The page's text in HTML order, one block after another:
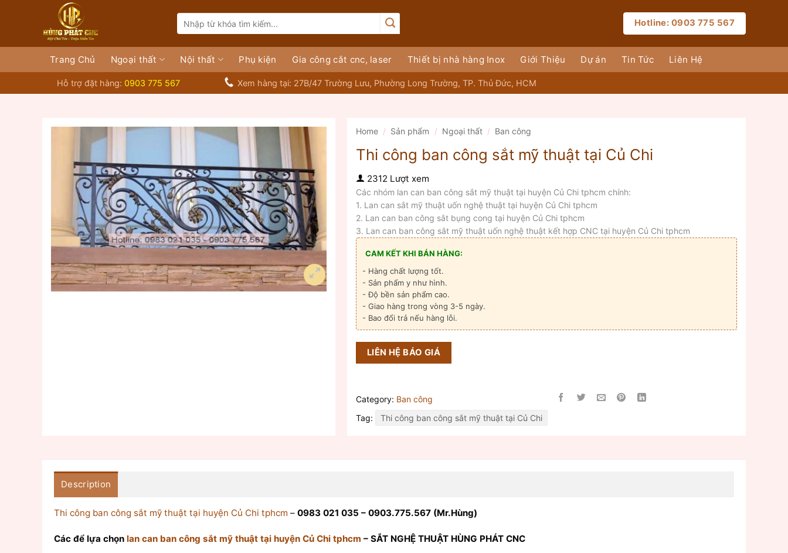
dung
for:
Hotline: 0903 775 567
Trang Chủ Ngoại thất Nội thất Phụ kiện Gia công cắt cnc, laser Thiết bị nhà hàng Inox Giới Thiệu Dự án Tin Tức Liên Hệ
Hỗ trợ đặt hàng: 0903 775 567 Xem hàng tại: 27B/47 Trường Lưu, Phường Long Trường, TP. Thủ Đức, HCM
Home / Sản phẩm / Ngoại thất / Ban công
Thi công ban công sắt mỹ thuật tại Củ Chi
2312 Lượt xem
Các nhóm lan can ban công sắt mỹ thuật tại huyện Củ Chi tphcm chính:
1. Lan can sắt mỹ thuật uốn nghệ thuật tại huyện Củ Chi tphcm
2. Lan can ban công sắt bụng cong tại huyện Củ Chi tphcm
3. Lan can ban công sắt mỹ thuật uốn nghệ thuật kết hợp CNC tại huyện Củ Chi tphcm
CAM KẾT KHI BÁN HÀNG:
- Hàng chất lượng tốt.
- Sản phẩm y như hình.
- Độ bền sản phẩm cao.
- Giao hàng trong vòng 3-5 ngày.
- Bao đổi trả nếu hàng lỗi.
LIÊN HỆ BÁO GIÁ
Category: Ban công
Tag:
Thi công ban công sắt mỹ thuật tại Củ Chi
Description
Thi công ban công sắt mỹ thuật tại huyện Củ Chi tphcm – 0983 021 035 – 0903.775.567 (Mr.Hùng)
Các để lựa chọn lan can ban công sắt mỹ thuật tại huyện Củ Chi tphcm – SẮT NGHỆ THUẬT HÙNG PHÁT CNC